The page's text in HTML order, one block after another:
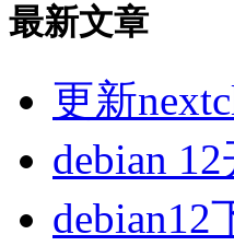
最新文章
更新
debian
debian12